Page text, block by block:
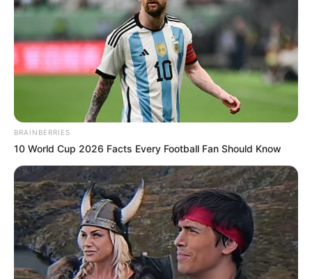
Não existe nenhuma lei que determine que o administrador público,
quer do município, estado ou Distrito Federal, possa usar os
BRAINBERRIES
10 World Cup 2026 Facts Every Football Fan Should Know